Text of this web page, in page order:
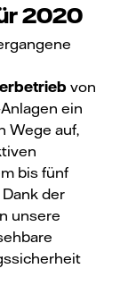
2020
von
ein
Wege auf,
bis fünf
der
unsere